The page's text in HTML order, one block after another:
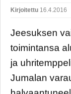
Kirjoitettu 16.4.2016
Jeesuksen
toimintansa
ja
Jumalan